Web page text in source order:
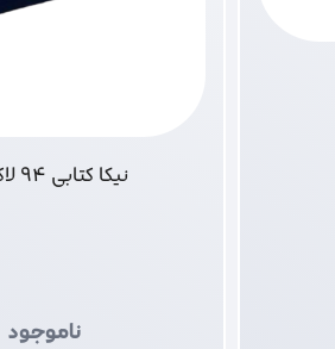
نیکا کتابی 94 لاکچری
ناموجود